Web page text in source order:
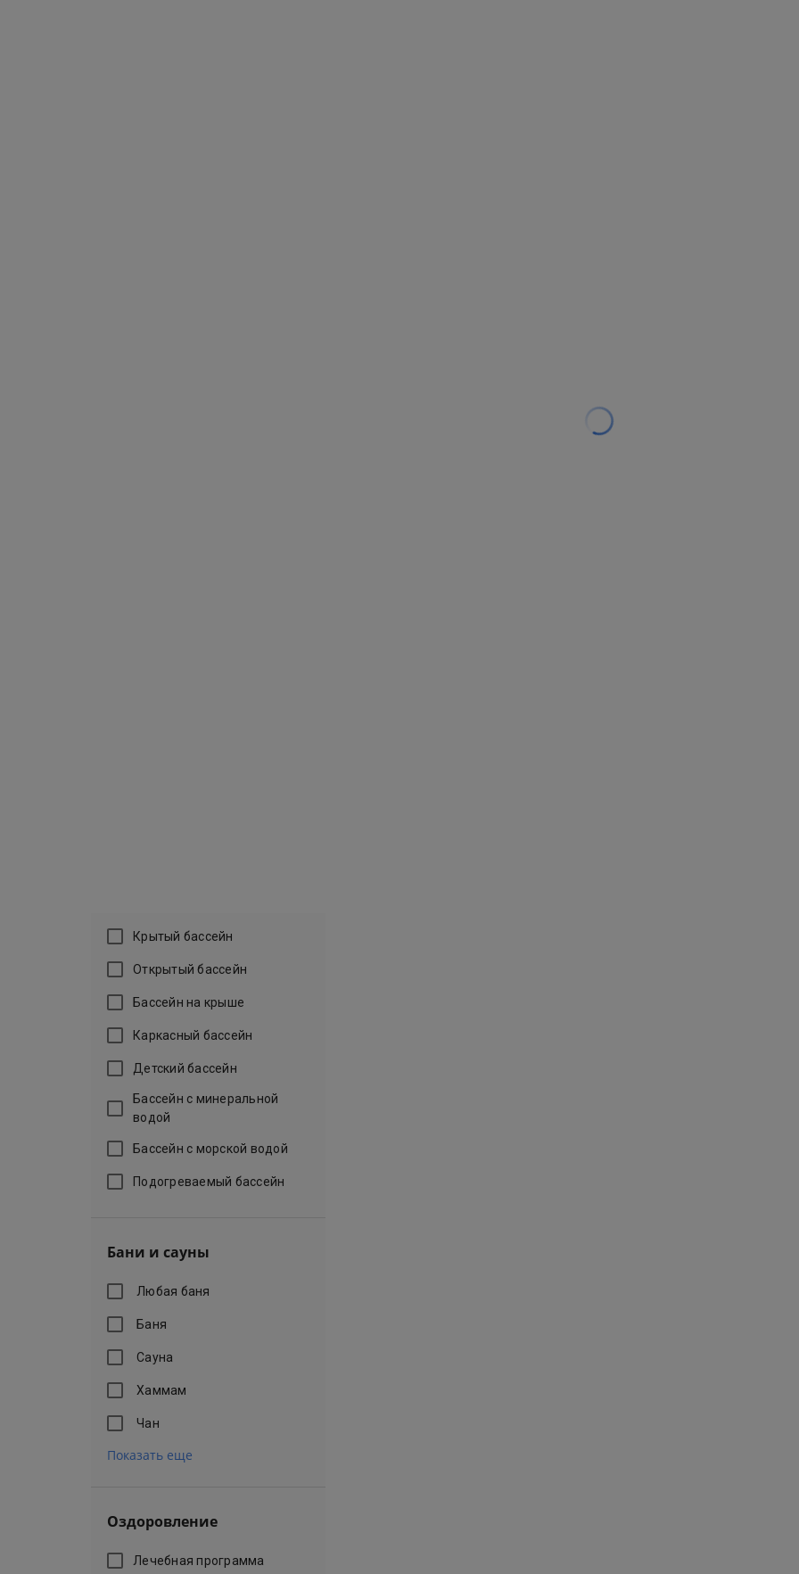
Крытый бассейн
Открытый бассейн
Бассейн на крыше
Каркасный бассейн
Детский бассейн
Бассейн с минеральной
водой
Бассейн с морской водой
Подогреваемый бассейн
Бани и сауны
Любая баня
Баня
Сауна
Хаммам
Чан
Показать еще
Оздоровление
Лечебная программа